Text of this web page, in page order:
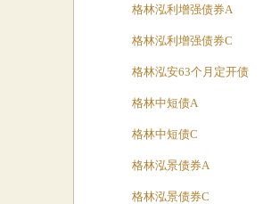
格林泓利增强债券A
格林泓利增强债券C
格林泓安63个月定开债
格林中短债A
格林中短债C
格林泓景债券A
格林泓景债券C